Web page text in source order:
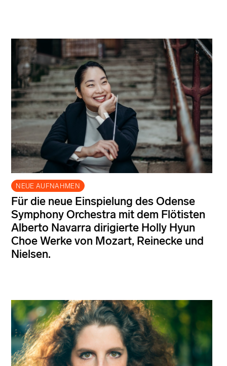
NEUE AUFNAHMEN
Für die neue Einspielung des Odense
Symphony Orchestra mit dem Flötisten
Alberto Navarra dirigierte Holly Hyun
Choe Werke von Mozart, Reinecke und
Nielsen.